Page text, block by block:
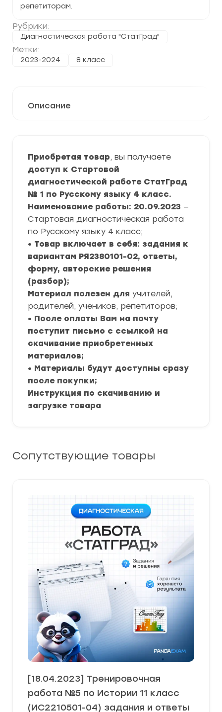
репетиторам.
Рубрики:
Диагностическая работа "СтатГрад"
Метки:
2023-2024 8 класс
Описание
Приобретая товар, вы получаете
доступ к Стартовой
диагностической работе СтатГрад
№ 1 по Русскому языку 4 класс.
Наименование работы: 20.09.2023 —
Стартовая диагностическая работа
по Русскому языку 4 класс;
• Товар включает в себя: задания к
вариантам РЯ2380101-02, ответы,
форму, авторские решения
(разбор);
Материал полезен для учителей,
родителей, учеников, репетиторов;
• После оплаты Вам на почту
поступит письмо с ссылкой на
скачивание приобретенных
материалов;
• Материалы будут доступны сразу
после покупки;
Инструкция по скачиванию и
загрузке товара
Сопутствующие товары
[18.04.2023] Тренировочная
работа №5 по Истории 11 класс
(ИС2210501-04) задания и ответы